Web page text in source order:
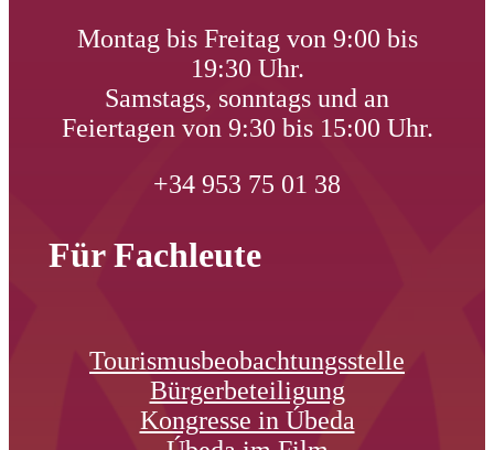
Montag bis Freitag von 9:00 bis
19:30 Uhr.
Samstags, sonntags und an
Feiertagen von 9:30 bis 15:00 Uhr.
+34 953 75 01 38
Für Fachleute
Tourismusbeobachtungsstelle
Bürgerbeteiligung
Kongresse in Úbeda